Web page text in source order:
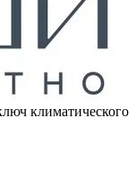
климатического